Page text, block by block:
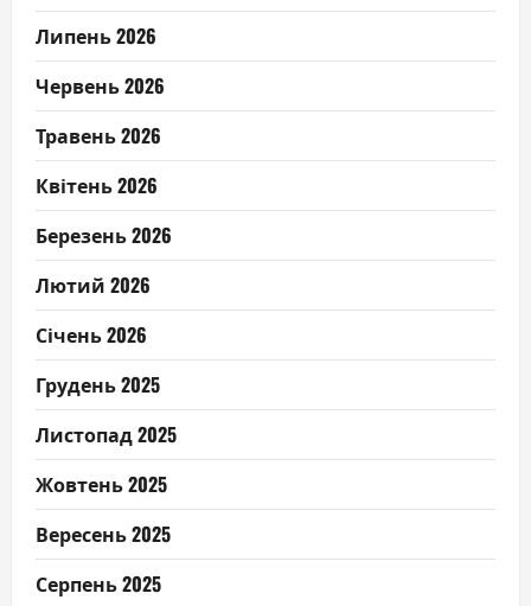
Липень 2026
Червень 2026
Травень 2026
Квітень 2026
Березень 2026
Лютий 2026
Січень 2026
Грудень 2025
Листопад 2025
Жовтень 2025
Вересень 2025
Серпень 2025